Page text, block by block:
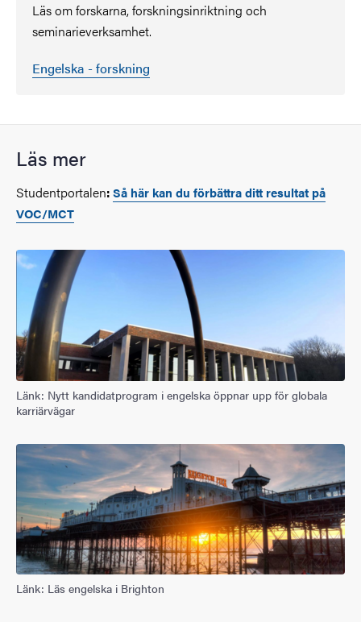
Läs om forskarna, forskningsinriktning och
seminarieverksamhet.
Engelska - forskning
Läs mer
Studentportalen:Så här kan du förbättra ditt resultat på
VOC/MCT
Länk: Nytt kandidatprogram i engelska öppnar upp för globala
karriärvägar
Länk: Läs engelska i Brighton